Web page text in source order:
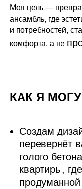
Моя цель —
ансамбль, где
и потребностей,
комфорта, а не
КАК Я
Создам
перевернёт
голого
квартиры,
продуманной